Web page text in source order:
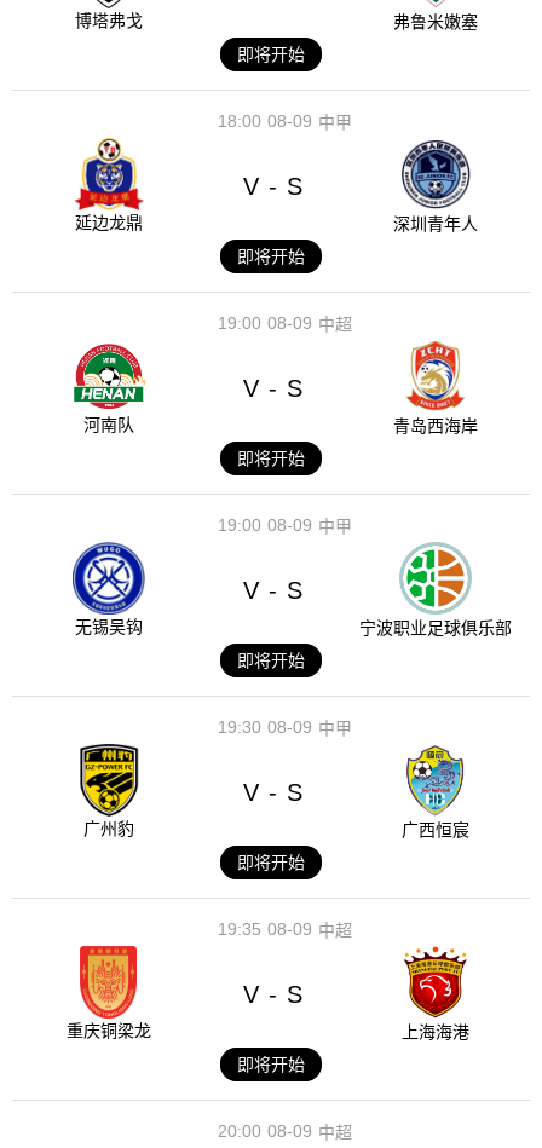
博塔弗戈
弗鲁米嫩塞
即将开始
08-09
18:00 中甲
延边龙鼎
V - S
深圳青年人
即将开始
08-09
19:00 中超
河南队
V - S
青岛西海岸
即将开始
08-09
19:00 中甲
无锡吴钩
V - S
宁波职业足球俱乐部
即将开始
08-09
19:30 中甲
广州豹
V - S
广西恒宸
即将开始
08-09
19:35 中超
重庆铜梁龙
V - S
上海海港
即将开始
08-09
20:00 中超